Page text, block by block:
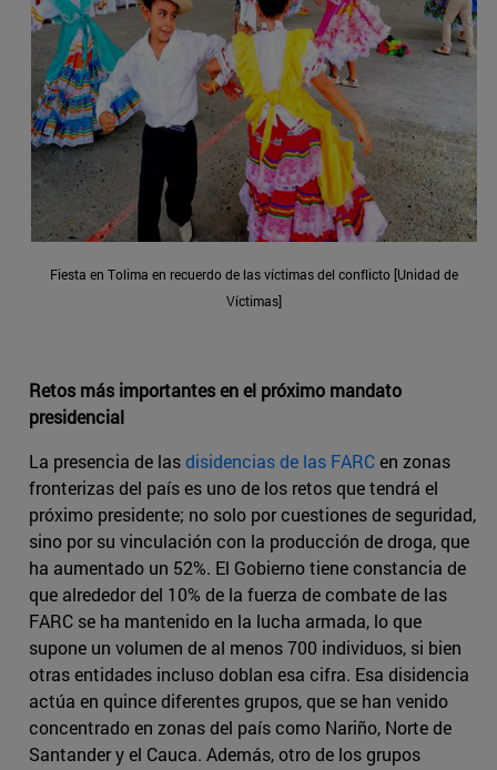
Fiesta en Tolima en recuerdo de las víctimas del conflicto [Unidad de
Víctimas]
Retos más importantes en el próximo mandato
presidencial
La presencia de lasdisidencias de las FARCen zonas
fronterizas del país es uno de los retos que tendrá el
próximo presidente; no solo por cuestiones de seguridad,
sino por su vinculación con la producción de droga, que
ha aumentado un 52%. El Gobierno tiene constancia de
que alrededor del 10% de la fuerza de combate de las
FARC se ha mantenido en la lucha armada, lo que
supone un volumen de al menos 700 individuos, si bien
otras entidades incluso doblan esa cifra. Esa disidencia
actúa en quince diferentes grupos, que se han venido
concentrado en zonas del país como Nariño, Norte de
Santander y el Cauca. Además, otro de los grupos